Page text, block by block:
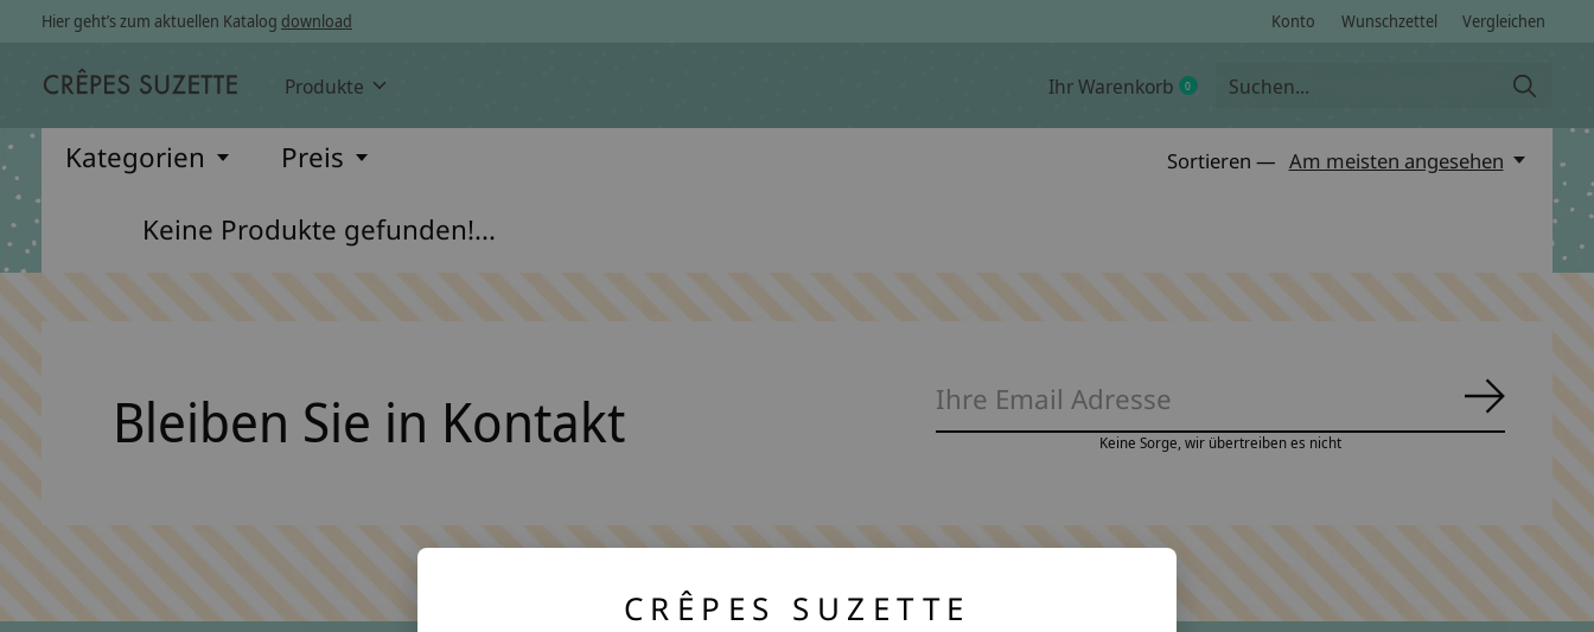
Hier geht’s zum aktuellen Katalog download Konto Wunschzettel Vergleichen
Produkte Ihr Warenkorb 0items
Kategorien Preis Sortieren — Am meisten angesehen
Keine Produkte gefunden!...
Bleiben Sie in Kontakt Keine Sorge, wir übertreiben es nicht
CRÊPES SUZETTE